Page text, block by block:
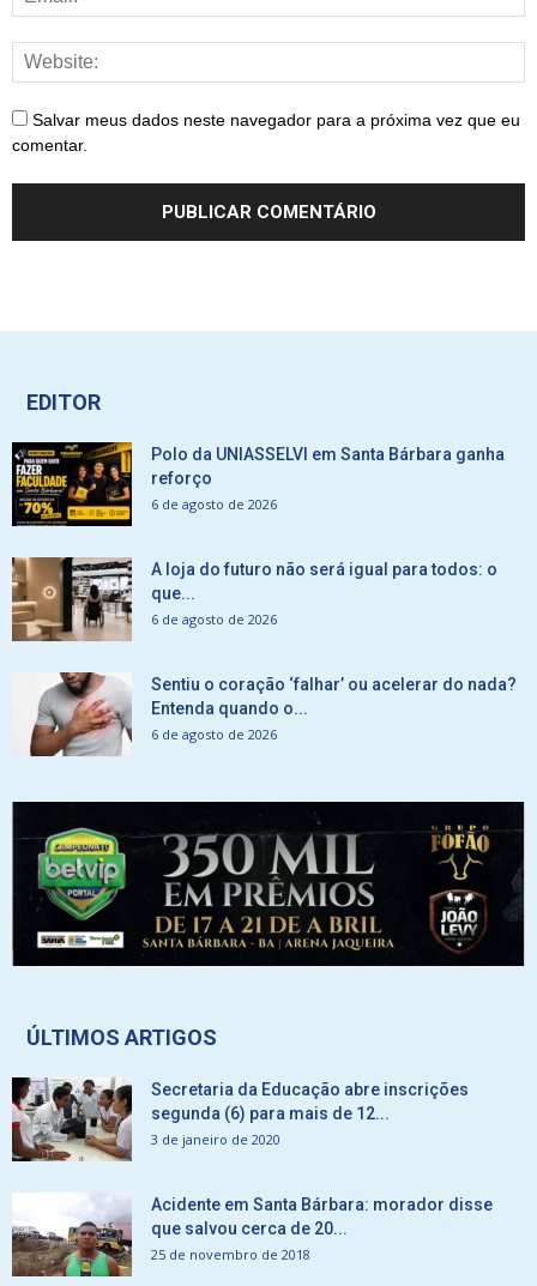
Salvar meus dados neste navegador para a próxima vez que eu
comentar.
EDITOR
Polo da UNIASSELVI em Santa Bárbara ganha
reforço
6 de agosto de 2026
A loja do futuro não será igual para todos: o
que...
6 de agosto de 2026
Sentiu o coração ‘falhar’ ou acelerar do nada?
Entenda quando o...
6 de agosto de 2026
ÚLTIMOS ARTIGOS
Secretaria da Educação abre inscrições
segunda (6) para mais de 12...
3 de janeiro de 2020
Acidente em Santa Bárbara: morador disse
que salvou cerca de 20...
25 de novembro de 2018